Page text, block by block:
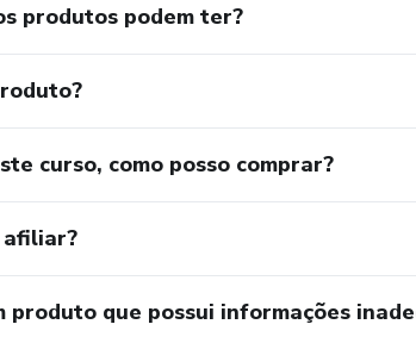
produtos podem ter?
curso, como posso comprar?
afiliar?
produto que possui informações